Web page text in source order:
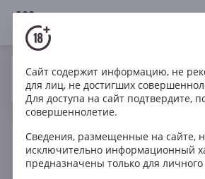
18+
Ваш город Москва ?
Вино Красное
Santiago 1541 Semi Sweet
Сайт содержит информацию, не
для лиц, не достигших
Для доступа на сайт подтвердите,
совершеннолетие.
Сведения, размещенные на сайте,
исключительно информационный
предназначены только для